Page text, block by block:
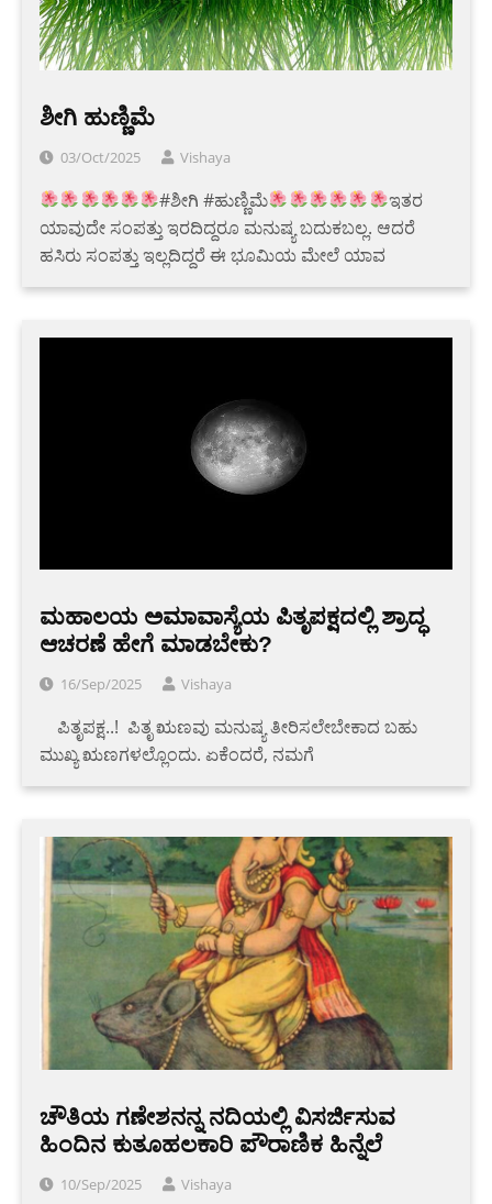
ಶೀಗಿ ಹುಣ್ಣಿಮೆ
03/Oct/2025 Vishaya
#ಶೀಗಿ #ಹುಣ್ಣಿಮೆ
ಇತರ
ಯಾವುದೇ ಸಂಪತ್ತು ಇರದಿದ್ದರೂ ಮನುಷ್ಯ ಬದುಕಬಲ್ಲ. ಆದರೆ
ಹಸಿರು ಸಂಪತ್ತು ಇಲ್ಲದಿದ್ದರೆ ಈ ಭೂಮಿಯ ಮೇಲೆ ಯಾವ
ಮಹಾಲಯ ಅಮಾವಾಸ್ಯೆಯ ಪಿತೃಪಕ್ಷದಲ್ಲಿ ಶ್ರಾದ್ಧ
ಆಚರಣೆ ಹೇಗೆ ಮಾಡಬೇಕು?
16/Sep/2025 Vishaya
‌ ‌ ‌ ‌ ಪಿತೃಪಕ್ಷ..!‌ ‌ ಪಿತೃ ಋಣವು ಮನುಷ್ಯ ತೀರಿಸಲೇಬೇಕಾದ ಬಹು
ಮುಖ್ಯ ಋಣಗಳಲ್ಲೊಂದು. ಏಕೆಂದರೆ, ನಮಗೆ
ಚೌತಿಯ ಗಣೇಶನನ್ನ ನದಿಯಲ್ಲಿ ವಿಸರ್ಜಿಸುವ
ಹಿಂದಿನ ಕುತೂಹಲಕಾರಿ ಪೌರಾಣಿಕ ಹಿನ್ನೆಲೆ
10/Sep/2025 Vishaya